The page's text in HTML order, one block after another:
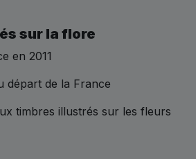
sur la flore
en 2011
départ de la France
timbres illustrés sur les fleurs